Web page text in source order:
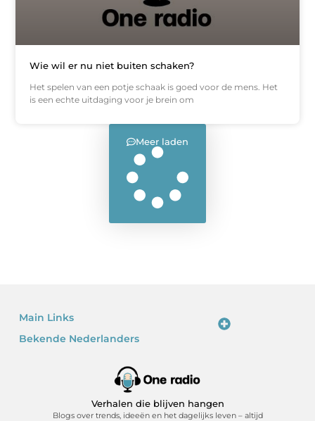
Wie wil er nu niet buiten schaken?
Het spelen van een potje schaak is goed voor de mens. Het
is een echte uitdaging voor je brein om
Meer laden
Main Links
Bekende Nederlanders
Verhalen die blijven hangen
Blogs over trends, ideeën en het dagelijks leven – altijd